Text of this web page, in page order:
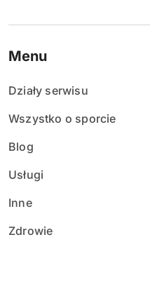
Menu
Działy serwisu
Wszystko o sporcie
Blog
Usługi
Inne
Zdrowie